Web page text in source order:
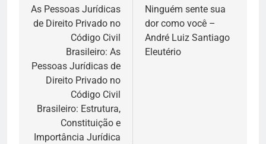
de
As Pessoas Jurídicas
de Direito Privado no
Código Civil
Brasileiro: As
Pessoas Jurídicas de
Direito Privado no
Código Civil
Brasileiro: Estrutura,
Constituição e
Importância Jurídica
Ninguém sente sua
dor como você –
André Luiz Santiago
Eleutério